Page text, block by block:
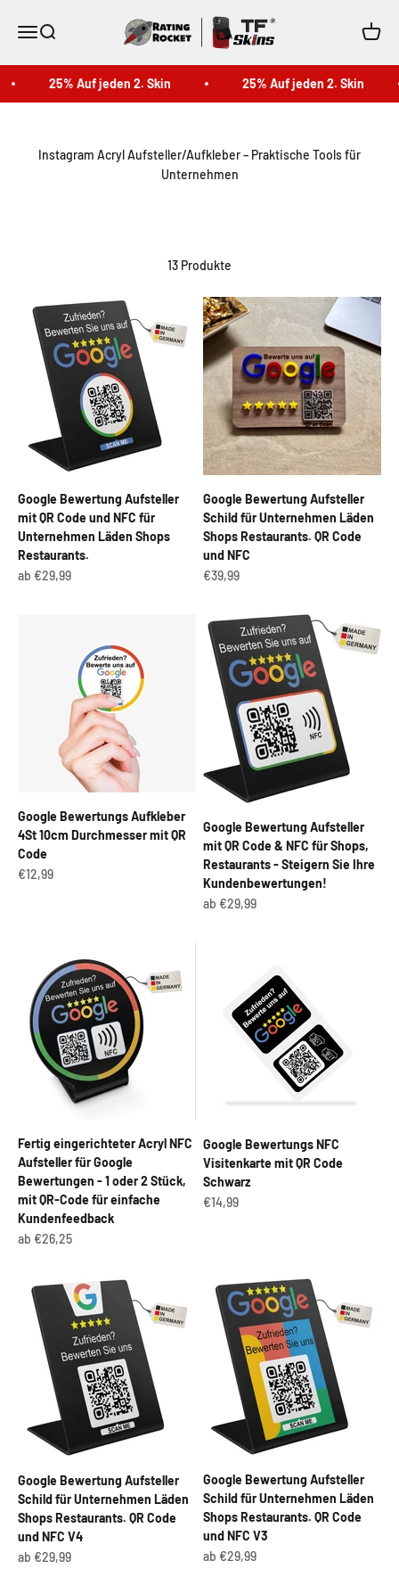
MenüSuche TF Skins
25% Auf jeden 2. Skin 25% Auf jeden 2. Skin
Instagram Acryl Aufsteller/Aufkleber – Praktische Tools für
Unternehmen
13 Produkte
Google Bewertung Aufsteller
mit QR Code und NFC für
Unternehmen Läden Shops
Restaurants.
Angebot
ab €29,99
Google Bewertung Aufsteller
Schild für Unternehmen Läden
Shops Restaurants. QR Code
und NFC
Angebot
€39,99
Google Bewertungs Aufkleber
4St 10cm Durchmesser mit QR
Code
Angebot
€12,99
Google Bewertung Aufsteller
mit QR Code & NFC für Shops,
Restaurants - Steigern Sie Ihre
Kundenbewertungen!
Angebot
ab €29,99
Fertig eingerichteter Acryl NFC
Aufsteller für Google
Bewertungen - 1 oder 2 Stück,
mit QR-Code für einfache
Kundenfeedback
Angebot
ab €26,25
Google Bewertungs NFC
Visitenkarte mit QR Code
Schwarz
Angebot
€14,99
Google Bewertung Aufsteller
Schild für Unternehmen Läden
Shops Restaurants. QR Code
und NFC V4
Angebot
ab €29,99
Google Bewertung Aufsteller
Schild für Unternehmen Läden
Shops Restaurants. QR Code
und NFC V3
Angebot
ab €29,99